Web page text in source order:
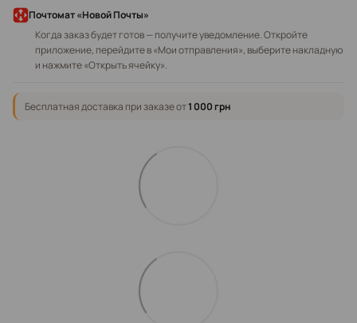
Почтомат «Новой Почты»
Когда заказ будет готов — получите уведомление. Откройте
приложение, перейдите в «Мои отправления», выберите накладную
и нажмите «Открыть ячейку».
Бесплатная доставка при заказе от1 000 грн